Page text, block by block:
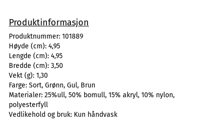
Produktinformasjon
Produktnummer: 101889
Høyde (cm): 4,95
Lengde (cm): 4,95
Bredde (cm): 3,50
Vekt (g): 1,30
Farge: Sort, Grønn, Gul, Brun
Materialer: 25%ull, 50% bomull, 15% akryl, 10% nylon,
polyesterfyll
Vedlikehold og bruk: Kun håndvask